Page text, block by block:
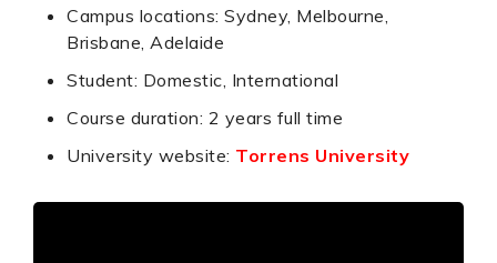
Campus locations: Sydney, Melbourne,
Brisbane, Adelaide
Student: Domestic, International
Course duration: 2 years full time
University website: Torrens University